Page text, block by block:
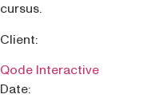
cursus.
Client:
Qode Interactive
Date: